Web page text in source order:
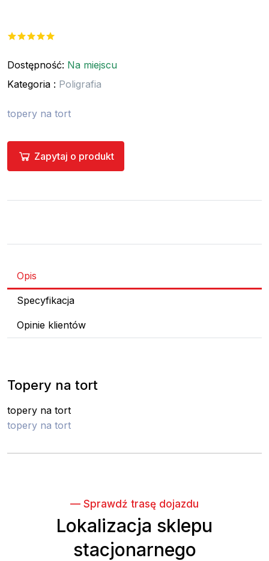
Dostępność: Na miejscu
Kategoria : Poligrafia
topery na tort
Zapytaj o produkt
Opis
Specyfikacja
Opinie klientów
Topery na tort
topery na tort
topery na tort
— Sprawdź trasę dojazdu
Lokalizacja sklepu
stacjonarnego